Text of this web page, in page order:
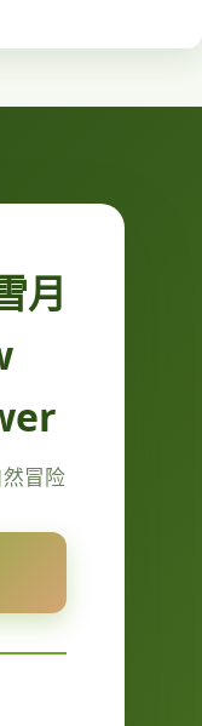
月
冒险